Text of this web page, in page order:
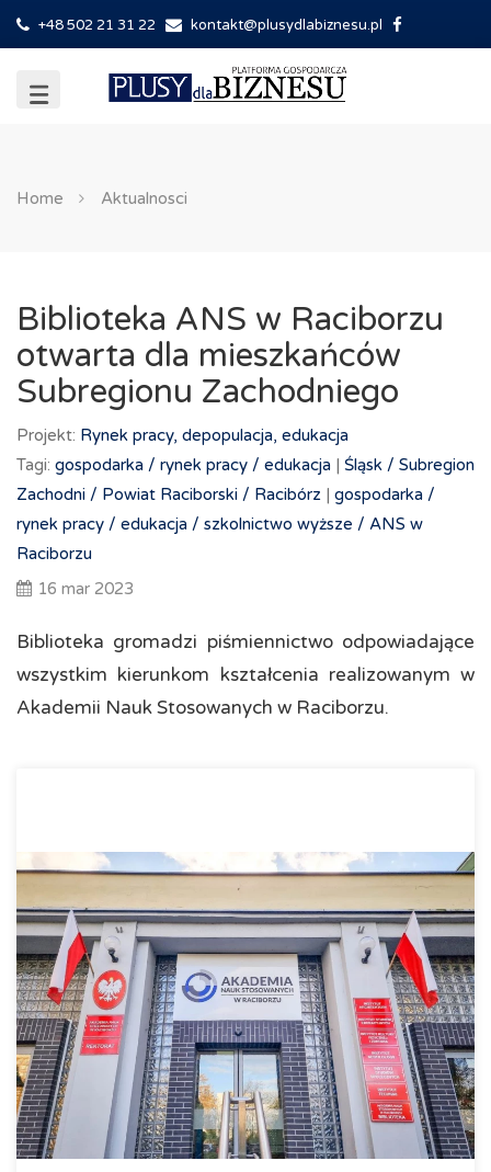
+48 502 21 31 22 kontakt@plusydlabiznesu.pl
Home Aktualnosci
Biblioteka ANS w Raciborzu
otwarta dla mieszkańców
Subregionu Zachodniego
Projekt: Rynek pracy, depopulacja, edukacja
Tagi: gospodarka / rynek pracy / edukacja | Śląsk / Subregion
Zachodni / Powiat Raciborski / Racibórz | gospodarka /
rynek pracy / edukacja / szkolnictwo wyższe / ANS w
Raciborzu
16 mar 2023
Biblioteka gromadzi piśmiennictwo odpowiadające
wszystkim kierunkom kształcenia realizowanym w
Akademii Nauk Stosowanych w Raciborzu.